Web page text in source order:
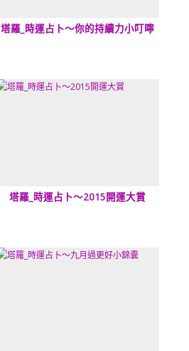
塔羅_時運占卜～你的持續力小叮嚀
塔羅_時運占卜～2015開運大賞